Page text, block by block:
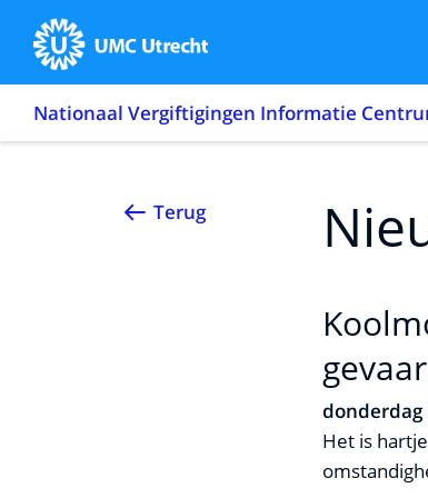
Nationaal Vergiftigingen Informatie
Terug
donderdag
Het is